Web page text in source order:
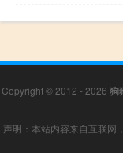
Copyright © 2012 - 2026 狗
声明：本站内容来自互联网